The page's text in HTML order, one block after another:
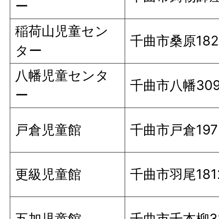
ー
稲荷山児童セン
ター
千曲市桑原
八幡児童センタ
ー
千曲市八幡
戸倉児童館 千曲市戸倉
更級児童館 千曲市羽尾